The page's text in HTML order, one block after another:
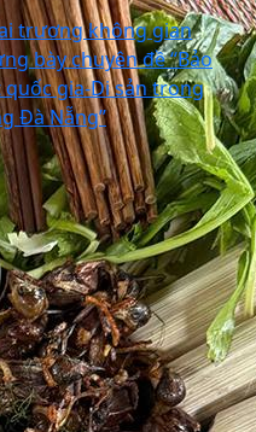
trương không gian
bày chuyên đề “Bảo
quốc gia-Di sản trong
Đà Nẵng”